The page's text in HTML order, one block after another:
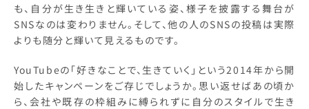
も、自分が生き生きと輝いている姿、様子を披露する舞台が
SNSなのは変わりません。そして、他の人のSNSの投稿は実際
よりも随分と輝いて見えるものです。
YouTubeの「好きなことで、生きていく」という2014年から開
始したキャンペーンをご存じでしょうか。思い返せばあの頃か
ら、会社や既存の枠組みに縛られずに自分のスタイルで生き